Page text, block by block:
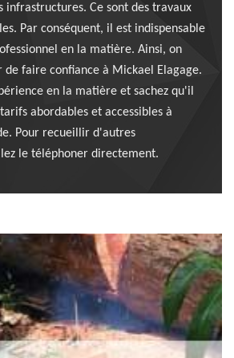
infrastructures. Ce sont des travaux
Par conséquent, il est indispensable
en la matière. Ainsi, on
de faire confiance à Mickael Elagage.
en la matière et sachez qu'il
abordables et accessibles à
Pour recueillir d'autres
le téléphoner directement.